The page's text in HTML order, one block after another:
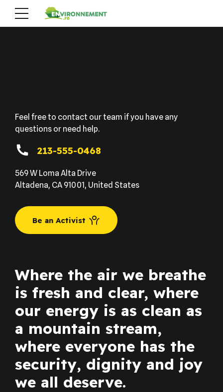
Feel free to contact our team if you have any
questions or need help.
213-555-0468
569 W Loma Alta Drive
Altadena, CA 91001, United States
Be an Activist
Where the air we breathe
is fresh and clear, where
our energy is as clean as
a mountain stream,
where everyone has the
security, dignity and joy
we all deserve.